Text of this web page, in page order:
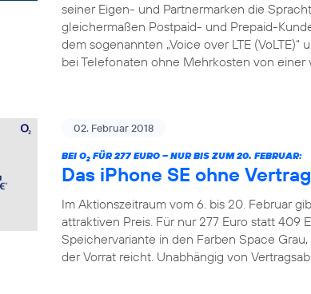
seiner Eigen- und Partnermarken die
gleichermaßen Postpaid- und Prepaid-
dem sogenannten „Voice over LTE (VoLTE)“
bei Telefonaten ohne Mehrkosten von
02. Februar 2018
BEI O2 FÜR 277 EURO – NUR BIS ZUM 20. FEBRUAR:
Das iPhone SE ohne
Im Aktionszeitraum vom 6. bis 20. Februar
attraktiven Preis. Für nur 277 Euro statt 409
Speichervariante in den Farben Space
der Vorrat reicht. Unabhängig von